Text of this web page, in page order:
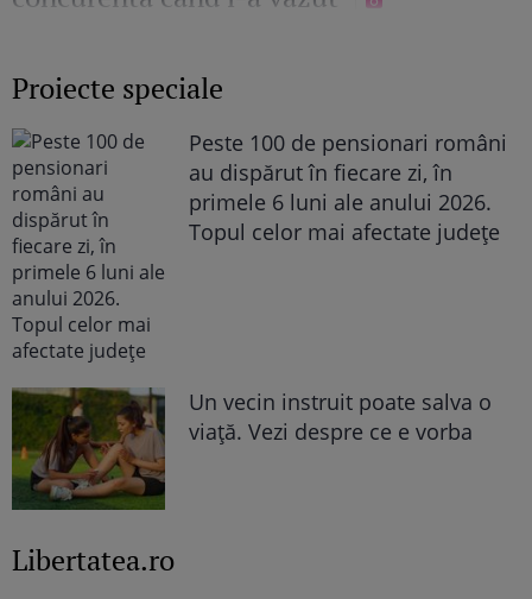
Proiecte speciale
Peste 100 de pensionari români
au dispărut în fiecare zi, în
primele 6 luni ale anului 2026.
Topul celor mai afectate județe
Un vecin instruit poate salva o
viață. Vezi despre ce e vorba
Libertatea.ro